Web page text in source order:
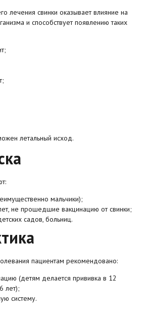
лечения свинки оказывает влияние на
и способствует появлению таких
летальный исход.
мальчики);
не прошедшие вакцинацию от свинки;
садов, больниц.
пациентам рекомендовано:
(детям делается прививка в 12
лет);
систему.